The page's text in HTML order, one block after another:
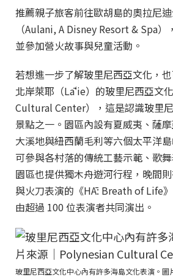
推薦親子旅客前往歐胡島的奧拉尼
（Aulani, A Disney Resort & Spa）
並參加營火故事與兒童活動。
若想進一步了解玻里尼西亞文化，
北岸萊耶（Lāʻie）的玻里尼西亞文
Cultural Center），這是認識玻里
景點之一。園區內設有夏威夷、薩
大溪地與紐西蘭毛利等六個太平洋
可參與各村落的傳統工藝示範、歌
園區也提供獨木舟遊河行程，晚間
與火刀表演的《HĀ: Breath of Life
由超過 100 位表演者共同演出。
玻里尼西亞文化中心內有許多海島文化表演。圖